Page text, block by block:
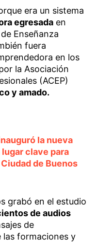
era un sistema
egresada en
Enseñanza
fuera
en los
la Asociación
(ACEP)
y amado.
la nueva
clave para
de Buenos
grabó en el estudio
de audios
de
las formaciones y